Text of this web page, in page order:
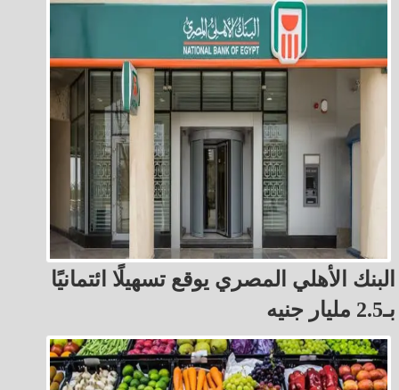
البنك الأهلي المصري يوقع تسهيلًا ائتمانيًا
بـ2.5 مليار جنيه